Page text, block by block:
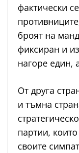
фактически
броят на
фиксиран и
нагоре един,
От друга
и тъмна
партии,
своите